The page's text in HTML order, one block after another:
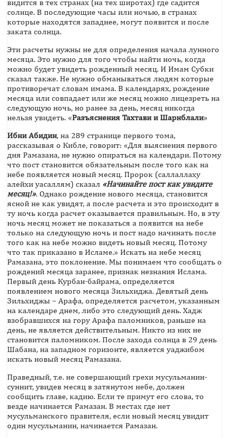
видится в тех странах (на тех широтах) где садится
солнце. В последующие часы или ночью, в странах
которые находятся западнее, могут появится и после
заката солнца.
Эти расчеты нужны не для определения начала лунного
месяца. Это нужно для того чтобы найти ночь, когда
можно будет увидеть рожденный месяц. И Имам Субки
сказал также. Не нужно обманываться людям которые
противоречат словам имама. В календарях, рождение
месяца или совпадает или же месяц можно лицезреть на
следующую ночь, но ранее за день, месяц никогда
нельзя увидеть. «Разъяснения Тахтави и Шарнблали»
Ибни Абидин, на 289 странице первого тома,
рассказывая о Кибле, говорит: «Для выяснения первого
дня Рамазана, не нужно опираться на календари. Потому
что пост становится обязательным после того как на
небе появляется новый месяц. Пророк (саллаллаху
алейхи уасаллям) сказал «Начинайте пост как увидите
месяц!». Однако рождение нового месяца, становится
ясной не как увидят, а после расчета и это происходит в
ту ночь когда расчет оказывается правильным. Но, в эту
ночь месяц может не показаться а появится на небе
только на следующую ночь и пост надо начинать после
того как на небе можно видеть новый месяц. Потому
что так приказано в Исламе.» Искать на небе месяц
Рамазана, это поклонение. Мы понимаем что сообщать о
рождений месяца заранее, признак незнания Ислама.
Первый день Курбан-байрама, определяется
появлением нового месяца Зильхиджа. Девятый день
Зильхиджы – Арафа, определяется расчетом, указанным
на календаре днем, либо это следующий день. Хадж
взобравшихся на гору Арафа паломников, раньше на
день, не является действительным. Никто из них не
становится паломником. После захода солнца в 29 день
Шабана, на западном горизонте, является уаджибом
искать новый месяц Рамазана.
Праведный, т.е. не совершающий грехи мусульманин-
суннит, увидев месяц в затянутом небе, должен
сообщить главе, кадию. Если те примут его слова, то
везде начинается Рамазан. В местах где нет
мусульманского правителя, если новый месяц увидит
один мусульманин, начинается Рамазан.